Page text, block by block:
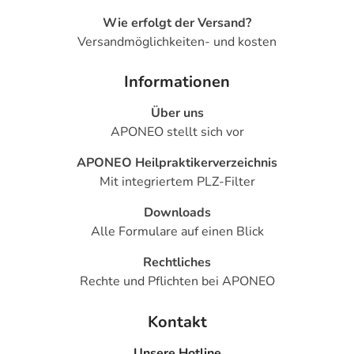
beginnen, denn sie enthält wichtige Informationen.
Wenden Sie dieses Arzneimittel immer genau wie in
dieser Packungsbeilage beschrieben bzw. genau nach
Bitte verwenden Sie dieses Arzneimittel nicht mehr nach
dem auf der Packung oder der Umverpackung
angegebenen Verfallsdatum. Das Verfallsdatum bezieht
sich auf den letzten Tag des angegebenen Monats.
1 Vaginalzäpfchen enthält: 200 mg Povidon-Iod [Poly(1-
vinyl-2-pyrrolidon)-Iod-Komplex] mit einem mittleren
Molekulargewicht von 44.000 und einem verfügbaren
Wie erfolgt der Versand?
Versandmöglichkeiten- und kosten
Informationen
Über uns
APONEO stellt sich vor
APONEO Heilpraktikerverzeichnis
Mit integriertem PLZ-Filter
Downloads
Alle Formulare auf einen Blick
Rechtliches
Rechte und Pflichten bei APONEO
Kontakt